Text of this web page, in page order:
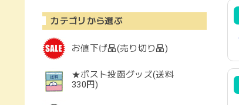
カテゴリから選ぶ
お値下げ品(売り切り品)
★ポスト投函グッズ(送料
330円)